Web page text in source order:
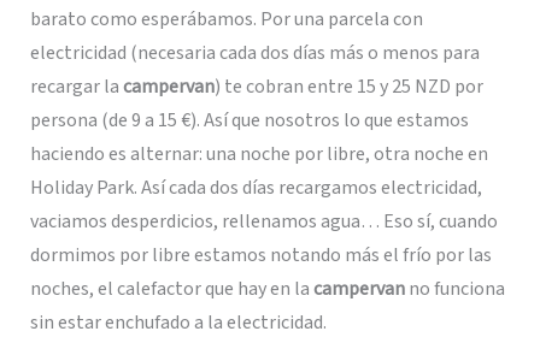
barato como esperábamos. Por una parcela con
electricidad (necesaria cada dos días más o menos para
recargar lacampervan) te cobran entre 15 y 25 NZD por
persona (de 9 a 15 €). Así que nosotros lo que estamos
haciendo es alternar: una noche por libre, otra noche en
Holiday Park. Así cada dos días recargamos electricidad,
vaciamos desperdicios, rellenamos agua… Eso sí, cuando
dormimos por libre estamos notando más el frío por las
noches, el calefactor que hay en lacampervanno funciona
sin estar enchufado a la electricidad.